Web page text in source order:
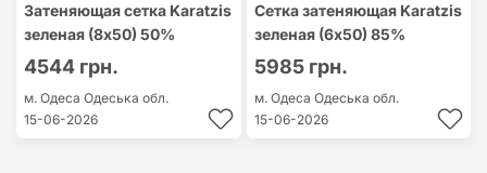
Затеняющая сетка Karatzis
зеленая (8х50) 50%
4544 грн.
м. Одеса Одеська обл.
15-06-2026
Сетка затеняющая Karatzis
зеленая (6х50) 85%
5985 грн.
м. Одеса Одеська обл.
15-06-2026